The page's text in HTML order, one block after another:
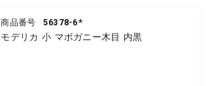
商品番号 56378-6*
モデリカ 小 マボガニー木目 内黒